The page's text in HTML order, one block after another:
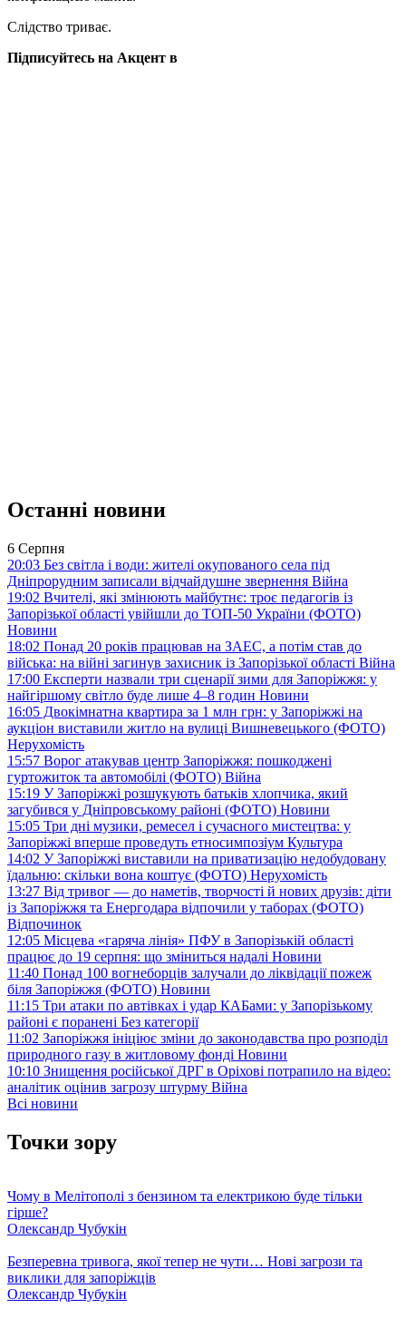
Слідство триває.
Підписуйтесь на Акцент в
Останні новини
6 Серпня
20:03 Без світла і води: жителі окупованого села під
Дніпрорудним записали відчайдушне звернення Війна
19:02 Вчителі, які змінюють майбутнє: троє педагогів із
Запорізької області увійшли до ТОП-50 України (ФОТО)
Новини
18:02 Понад 20 років працював на ЗАЕС, а потім став до
війська: на війні загинув захисник із Запорізької області Війна
17:00 Експерти назвали три сценарії зими для Запоріжжя: у
найгіршому світло буде лише 4–8 годин Новини
16:05 Двокімнатна квартира за 1 млн грн: у Запоріжжі на
аукціон виставили житло на вулиці Вишневецького (ФОТО)
Нерухомість
15:57 Ворог атакував центр Запоріжжя: пошкоджені
гуртожиток та автомобілі (ФОТО) Війна
15:19 У Запоріжжі розшукують батьків хлопчика, який
загубився у Дніпровському районі (ФОТО) Новини
15:05 Три дні музики, ремесел і сучасного мистецтва: у
Запоріжжі вперше проведуть етносимпозіум Культура
14:02 У Запоріжжі виставили на приватизацію недобудовану
їдальню: скільки вона коштує (ФОТО) Нерухомість
13:27 Від тривог — до наметів, творчості й нових друзів: діти
із Запоріжжя та Енергодара відпочили у таборах (ФОТО)
Відпочинок
12:05 Місцева «гаряча лінія» ПФУ в Запорізькій області
працює до 19 серпня: що зміниться надалі Новини
11:40 Понад 100 вогнеборців залучали до ліквідації пожеж
біля Запоріжжя (ФОТО) Новини
11:15 Три атаки по автівках і удар КАБами: у Запорізькому
районі є поранені Без категорії
11:02 Запоріжжя ініціює зміни до законодавства про розподіл
природного газу в житловому фонді Новини
10:10 Знищення російської ДРГ в Оріхові потрапило на відео:
аналітик оцінив загрозу штурму Війна
Всі новини
Точки зору
Чому в Мелітополі з бензином та електрикою буде тільки
гірше?
Олександр Чубукін
Безперевна тривога, якої тепер не чути… Нові загрози та
виклики для запоріжців
Олександр Чубукін